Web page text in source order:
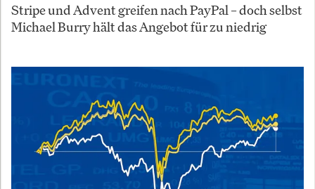
Stripe und Advent greifen nach PayPal – doch selbst
Michael Burry hält das Angebot für zu niedrig